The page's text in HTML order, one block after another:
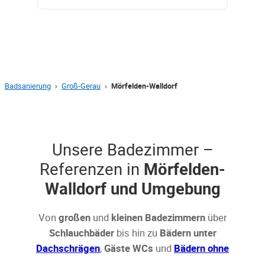
Badsanierung › Groß-Gerau › Mörfelden-Walldorf
Unsere Badezimmer –
Referenzen in Mörfelden-
Walldorf und Umgebung
Von großenund kleinen Badezimmernüber
Schlauchbäderbis hin zu Bädern unter
Dachschrägen,Gäste WCs und Bädern ohne